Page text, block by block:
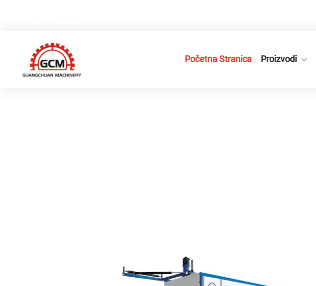
Početna Stranica Proizvodi